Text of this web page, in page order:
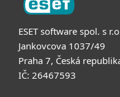
ESET software spol. s
Jankovcova 1037/49
Praha 7, Česká
IČ: 26467593